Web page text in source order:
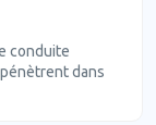
conduite
dans